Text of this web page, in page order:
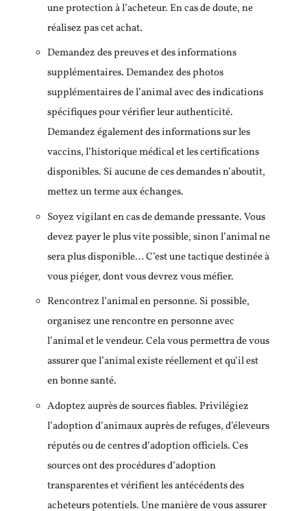
une protection à l’acheteur. En cas de doute, ne
réalisez pas cet achat.
Demandez des preuves et des informations
supplémentaires. Demandez des photos
supplémentaires de l’animal avec des indications
spécifiques pour vérifier leur authenticité.
Demandez également des informations sur les
vaccins, l’historique médical et les certifications
disponibles. Si aucune de ces demandes n’aboutit,
mettez un terme aux échanges.
Soyez vigilant en cas de demande pressante. Vous
devez payer le plus vite possible, sinon l’animal ne
sera plus disponible… C’est une tactique destinée à
vous piéger, dont vous devrez vous méfier.
Rencontrez l’animal en personne. Si possible,
organisez une rencontre en personne avec
l’animal et le vendeur. Cela vous permettra de vous
assurer que l’animal existe réellement et qu’il est
en bonne santé.
Adoptez auprès de sources fiables. Privilégiez
l’adoption d’animaux auprès de refuges, d’éleveurs
réputés ou de centres d’adoption officiels. Ces
sources ont des procédures d’adoption
transparentes et vérifient les antécédents des
acheteurs potentiels. Une manière de vous assurer